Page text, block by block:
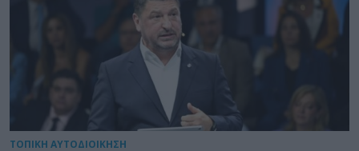
ΤΟΠΙΚΗ ΑΥΤΟΔΙΟΙΚΗΣΗ